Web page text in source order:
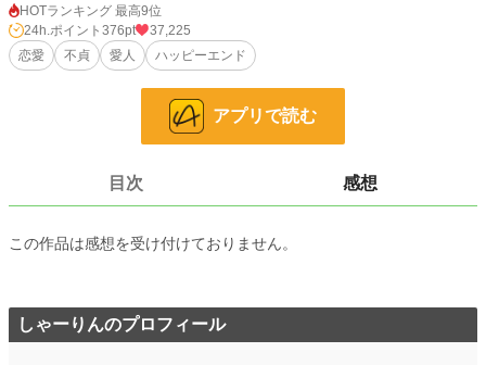
ルが亡くなってしまう。
ルークの側にいてあげたいと思ったティアナはアイザックに求婚するも、毎回軽
くあしらわれる。
やがて、ティアナは父に従い自分に求婚してきたサイラスに嫁ぐことになった。
しかし、サイラスは愛人の子供をティアナに育てさせるというお話です。
3,654 位 / 228,692 件
1,951 位 / 66,343 件
24h.ポイント 376 pt
文字数 51,160
HOTランキング 最高9位
24h.ポイント 376pt
37,225
恋愛
不貞 愛人 ハッピーエンド
アプリで読む
目次 感想
この作品は感想を受け付けておりません。
しゃーりんのプロフィール